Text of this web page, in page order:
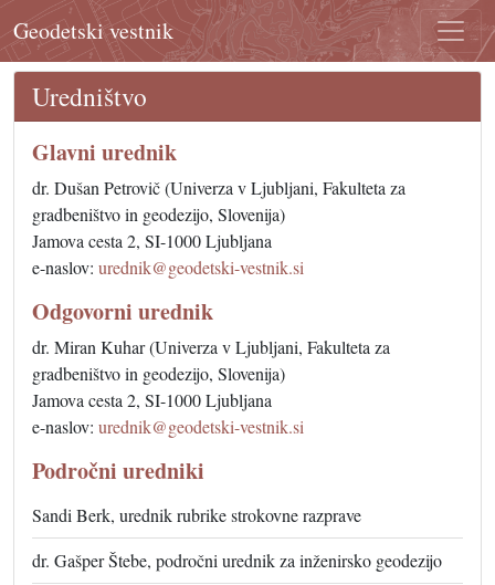
Geodetski vestnik
Uredništvo
Glavni urednik
dr. Dušan Petrovič (Univerza v Ljubljani, Fakulteta za
gradbeništvo in geodezijo, Slovenija)
Jamova cesta 2, SI-1000 Ljubljana
e-naslov: urednik@geodetski-vestnik.si
Odgovorni urednik
dr. Miran Kuhar (Univerza v Ljubljani, Fakulteta za
gradbeništvo in geodezijo, Slovenija)
Jamova cesta 2, SI-1000 Ljubljana
e-naslov: urednik@geodetski-vestnik.si
Področni uredniki
Sandi Berk, urednik rubrike strokovne razprave
dr. Gašper Štebe, področni urednik za inženirsko geodezijo